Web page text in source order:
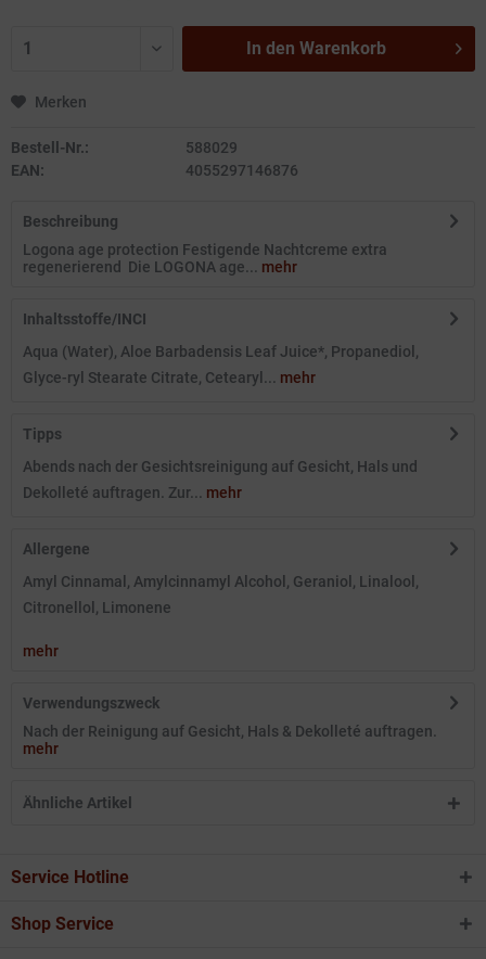
In den Warenkorb
Merken
Bestell-Nr.:
588029
EAN:
4055297146876
Beschreibung
Logona age protection Festigende Nachtcreme extra
regenerierend Die LOGONA age... mehr
Inhaltsstoffe/INCI
Aqua (Water), Aloe Barbadensis Leaf Juice*, Propanediol,
Glyce-ryl Stearate Citrate, Cetearyl... mehr
Tipps
Abends nach der Gesichtsreinigung auf Gesicht, Hals und
Dekolleté auftragen. Zur... mehr
Allergene
Amyl Cinnamal, Amylcinnamyl Alcohol, Geraniol, Linalool,
Citronellol, Limonene
mehr
Verwendungszweck
Nach der Reinigung auf Gesicht, Hals & Dekolleté auftragen.
mehr
Ähnliche Artikel
Service Hotline
Shop Service